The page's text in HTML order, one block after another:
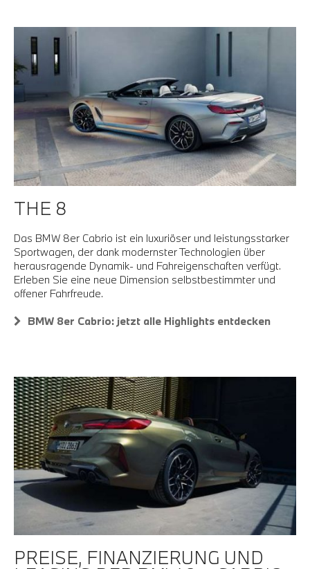
THE 8
Das BMW 8er Cabrio ist ein luxuriöser und leistungsstarker
Sportwagen, der dank modernster Technologien über
herausragende Dynamik- und Fahreigenschaften verfügt.
Erleben Sie eine neue Dimension selbstbestimmter und
offener Fahrfreude.
BMW 8er Cabrio: jetzt alle Highlights entdecken
PREISE, FINANZIERUNG UND